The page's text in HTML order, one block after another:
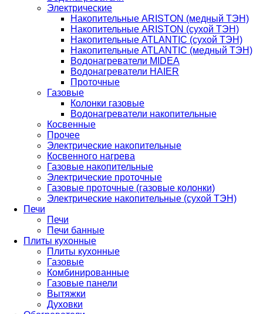
Электрические
Накопительные ARISTON (медный ТЭН)
Накопительные ARISTON (сухой ТЭН)
Накопительные ATLANTIC (сухой ТЭН)
Накопительные ATLANTIC (медный ТЭН)
Водонагреватели MIDEA
Водонагреватели HAIER
Проточные
Газовые
Колонки газовые
Водонагреватели накопительные
Косвенные
Прочее
Электрические накопительные
Косвенного нагрева
Газовые накопительные
Электрические проточные
Газовые проточные (газовые колонки)
Электрические накопительные (сухой ТЭН)
Печи
Печи
Печи банные
Плиты кухонные
Плиты кухонные
Газовые
Комбинированные
Газовые панели
Вытяжки
Духовки